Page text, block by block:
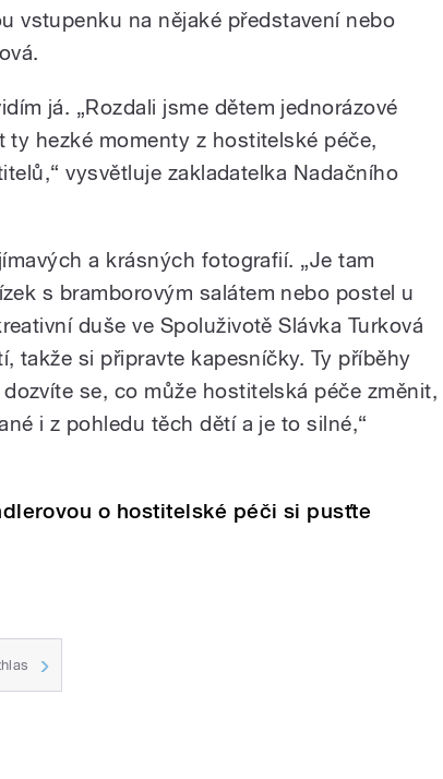
vstupenku na nějaké představení nebo
já. „Rozdali jsme dětem jednorázové
hezké momenty z hostitelské péče,
vysvětluje zakladatelka Nadačního
a krásných fotografií. „Je tam
s bramborovým salátem nebo postel u
duše ve Spoluživotě Slávka Turková
takže si připravte kapesníčky. Ty příběhy
se, co může hostitelská péče změnit,
i z pohledu těch dětí a je to silné,“
o hostitelské péči si pusťte